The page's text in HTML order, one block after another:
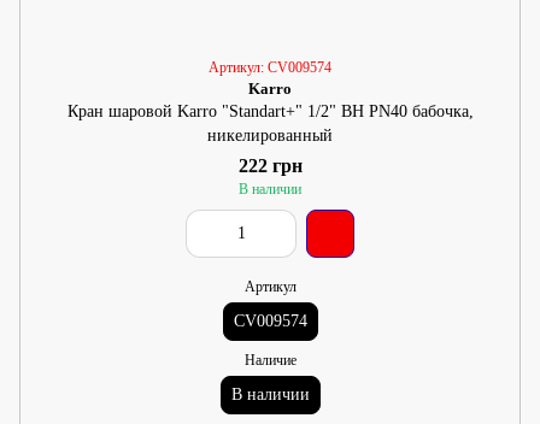
Артикул: CV009574
Karro
Кран шаровой Karro "Standart+" 1/2" ВН PN40 бабочка,
никелированный
222 грн
В наличии
Артикул
CV009574
Наличие
В наличии